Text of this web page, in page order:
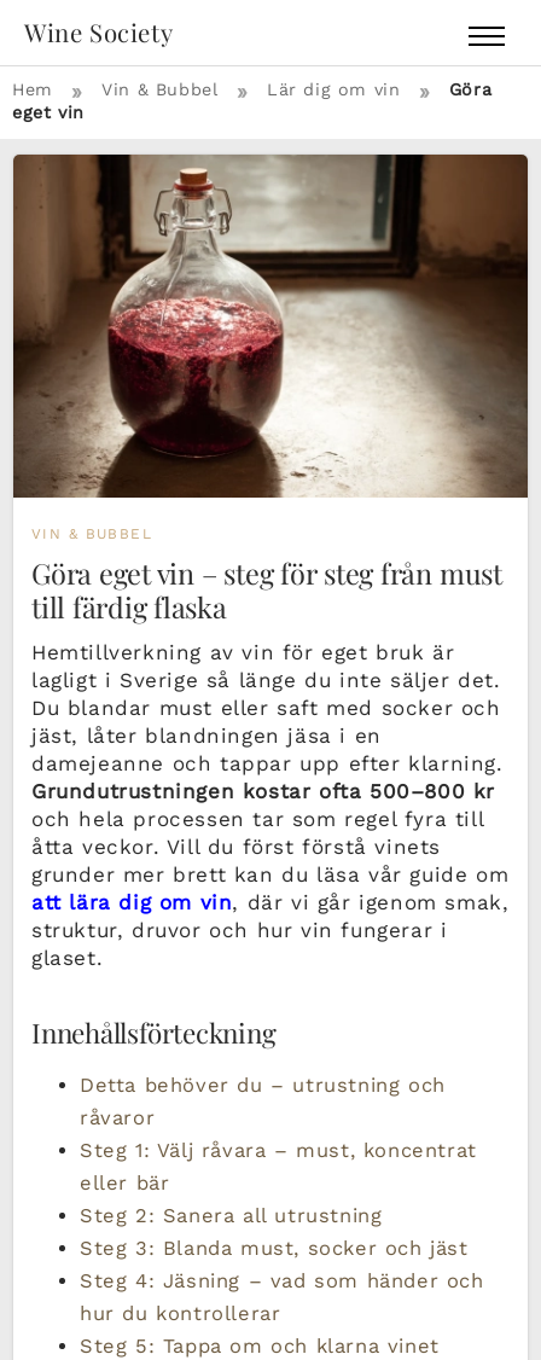
Wine Society
Hem » Vin & Bubbel » Lär dig om vin »
Göra
eget vin
VIN & BUBBEL
Göra eget vin – steg för steg från must
till färdig flaska
Hemtillverkning av vin för eget bruk är
lagligt i Sverige så länge du inte säljer det.
Du blandar must eller saft med socker och
jäst, låter blandningen jäsa i en
damejeanne och tappar upp efter klarning.
Grundutrustningen kostar ofta 500–800 kr
och hela processen tar som regel fyra till
åtta veckor. Vill du först förstå vinets
grunder mer brett kan du läsa vår guide om
att lära dig om vin, där vi går igenom smak,
struktur, druvor och hur vin fungerar i
glaset.
Innehållsförteckning
Detta behöver du – utrustning och
råvaror
Steg 1: Välj råvara – must, koncentrat
eller bär
Steg 2: Sanera all utrustning
Steg 3: Blanda must, socker och jäst
Steg 4: Jäsning – vad som händer och
hur du kontrollerar
Steg 5: Tappa om och klarna vinet